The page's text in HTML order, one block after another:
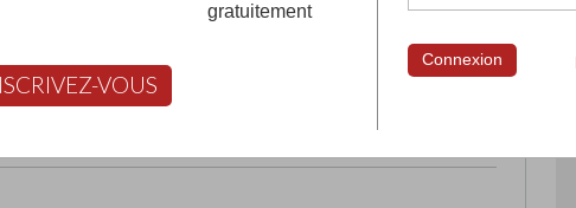
FABERT vous aide à choisir
gratuitement
VOUS
Connexion